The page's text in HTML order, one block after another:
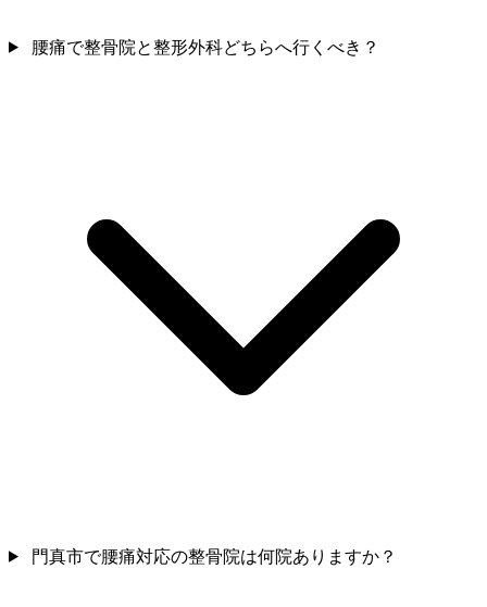
腰痛で整骨院と整形外科どちらへ行くべき？
門真市で腰痛対応の整骨院は何院ありますか？